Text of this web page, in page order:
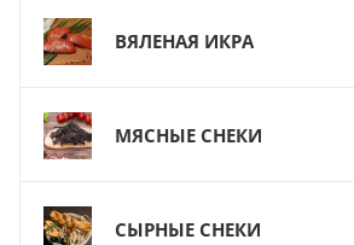
ВЯЛЕНАЯ ИКРА
МЯСНЫЕ СНЕКИ
СЫРНЫЕ СНЕКИ